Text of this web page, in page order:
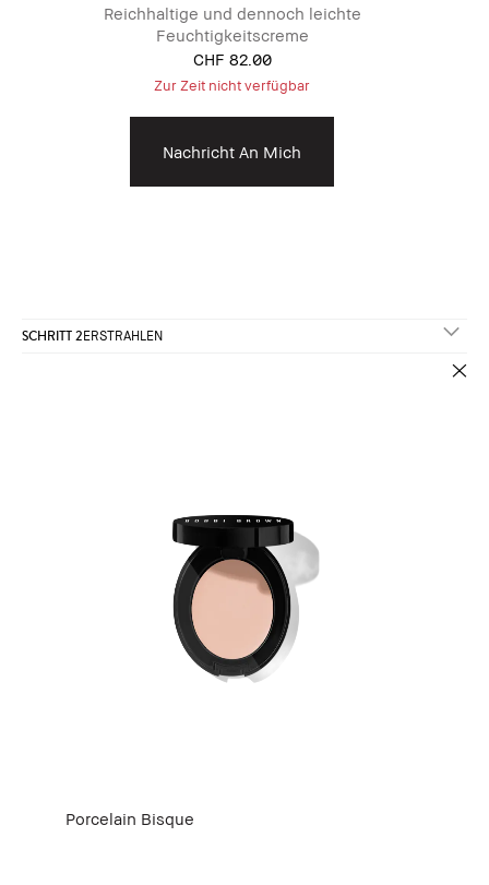
Reichhaltige und dennoch leichte
Feuchtigkeitscreme
CHF 82.00
Zur Zeit nicht verfügbar
Nachricht An Mich
SCHRITT 2ERSTRAHLEN
Porcelain Bisque